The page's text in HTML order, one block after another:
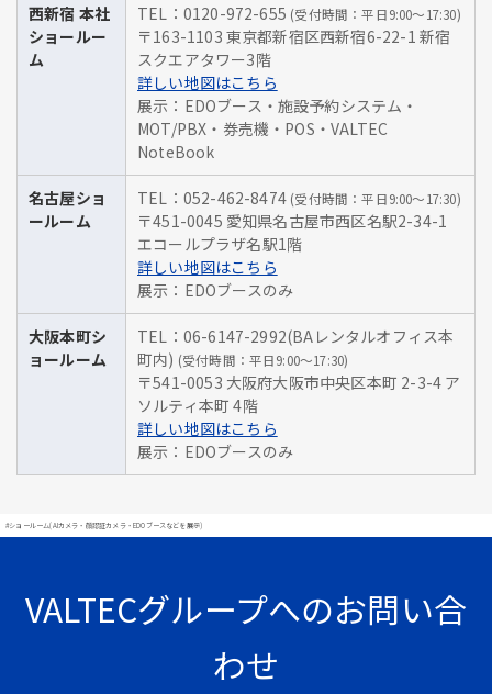
西新宿 本社
ショールー
ム
TEL：0120-972-655 (受付時間：平日9:00～17:30)
〒163-1103 東京都新宿区西新宿6-22-1 新宿
スクエアタワー3階
詳しい地図はこちら
展示：EDOブース・施設予約システム・
MOT/PBX・券売機・POS・VALTEC
NoteBook
名古屋ショ
ールーム
TEL：052-462-8474 (受付時間：平日9:00～17:30)
〒451-0045 愛知県名古屋市西区名駅2-34-1
エコールプラザ名駅1階
詳しい地図はこちら
展示：EDOブースのみ
大阪本町シ
ョールーム
TEL：06-6147-2992(BAレンタルオフィス本
町内) (受付時間：平日9:00～17:30)
〒541-0053 大阪府大阪市中央区本町 2-3-4 ア
ソルティ本町 4階
詳しい地図はこちら
展示：EDOブースのみ
#ショールーム(AIカメラ・顔認証カメラ・EDOブースなどを展示)
VALTECグループへのお問い合
わせ